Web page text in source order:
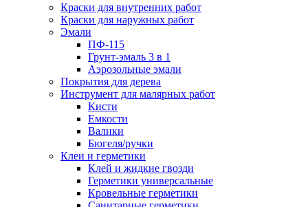
Краски для внутренних работ
Краски для наружных работ
Эмали
ПФ-115
Грунт-эмаль 3 в 1
Аэрозольные эмали
Покрытия для дерева
Инструмент для малярных работ
Кисти
Емкости
Валики
Бюгеля/ручки
Клеи и герметики
Клей и жидкие гвозди
Герметики универсальные
Кровельные герметики